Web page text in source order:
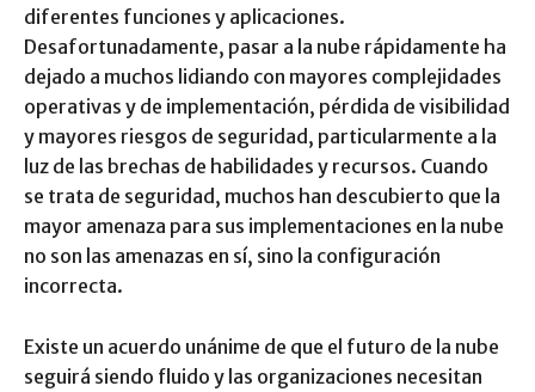
diferentes funciones y aplicaciones.
Desafortunadamente, pasar a la nube rápidamente ha
dejado a muchos lidiando con mayores complejidades
operativas y de implementación, pérdida de visibilidad
y mayores riesgos de seguridad, particularmente a la
luz de las brechas de habilidades y recursos. Cuando
se trata de seguridad, muchos han descubierto que la
mayor amenaza para sus implementaciones en la nube
no son las amenazas en sí, sino la configuración
incorrecta.
Existe un acuerdo unánime de que el futuro de la nube
seguirá siendo fluido y las organizaciones necesitan